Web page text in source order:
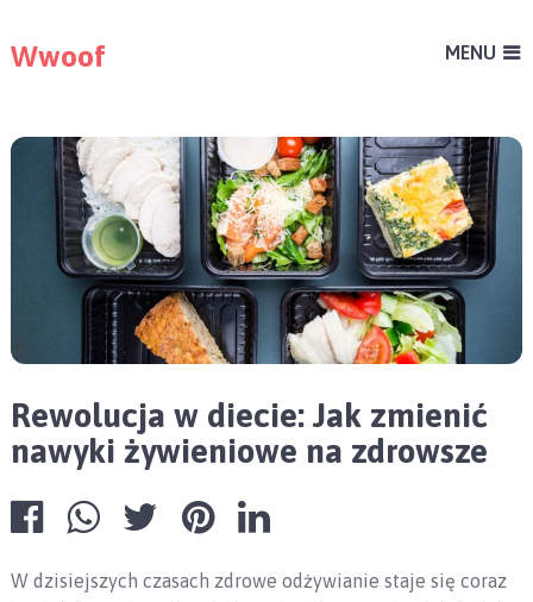
Wwoof MENU
Rewolucja w diecie: Jak zmienić
nawyki żywieniowe na zdrowsze
W dzisiejszych czasach zdrowe odżywianie staje się coraz